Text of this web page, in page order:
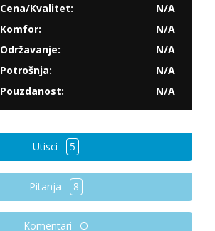
Cena/Kvalitet:
N/A
Komfor:
N/A
Održavanje:
N/A
Potrošnja:
N/A
Pouzdanost:
N/A
Utisci 5
Pitanja 8
Komentari